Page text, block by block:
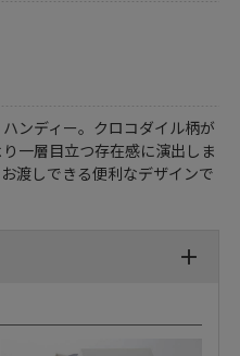
ンディー。クロコダイル柄が
一層目立つ存在感に演出しま
渡しできる便利なデザインで